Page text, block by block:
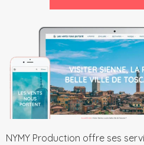
NYMY Production offre ses